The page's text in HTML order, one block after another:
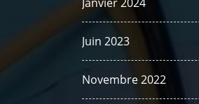
Juin 2023
Novembre 2022